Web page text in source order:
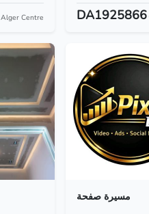
Alger Centre DA1925866
مسيرة صفحة